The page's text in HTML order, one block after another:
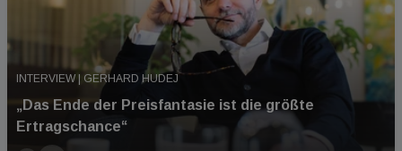
INTERVIEW | GERHARD HUDEJ
„Das Ende der Preisfantasie ist die größte
Ertragschance“